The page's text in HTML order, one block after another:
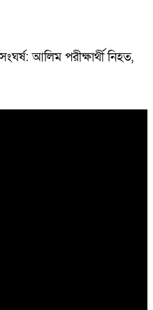
আলিম পরীক্ষার্থী নিহত,